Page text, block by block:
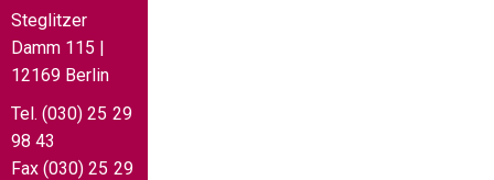
Steglitzer
Damm 115 |
12169 Berlin
Tel. (030) 25 29
98 43
Fax (030) 25 29